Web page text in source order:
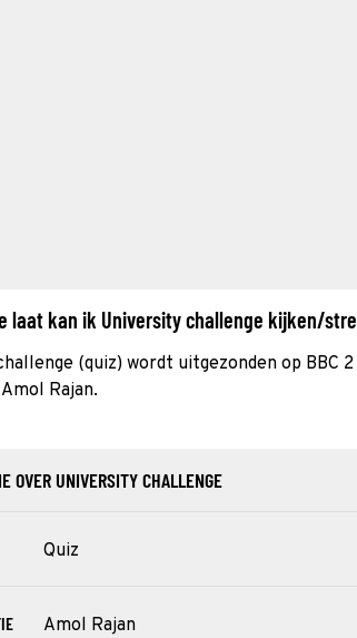
laat kan ik University challenge kijken/
(quiz) wordt uitgezonden op BBC
Rajan.
OVER UNIVERSITY CHALLENGE
Quiz
Amol Rajan